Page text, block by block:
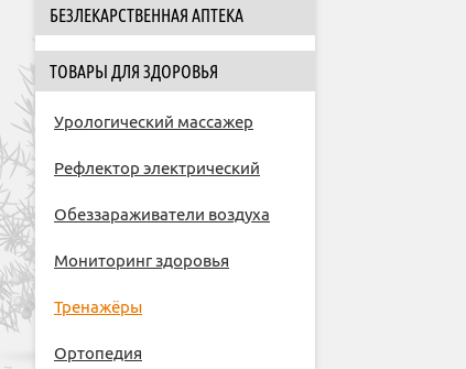
БЕЗЛЕКАРСТВЕННАЯ АПТЕКА
ТОВАРЫ ДЛЯ ЗДОРОВЬЯ
Урологический массажер
Рефлектор электрический
Обеззараживатели воздуха
Мониторинг здоровья
Тренажёры
Ортопедия